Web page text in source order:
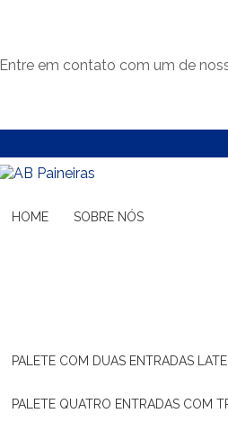
Entre em contato com um de
HOME SOBRE NÓS
PALETE COM DUAS ENTRADAS
PALETE QUATRO ENTRADAS COM